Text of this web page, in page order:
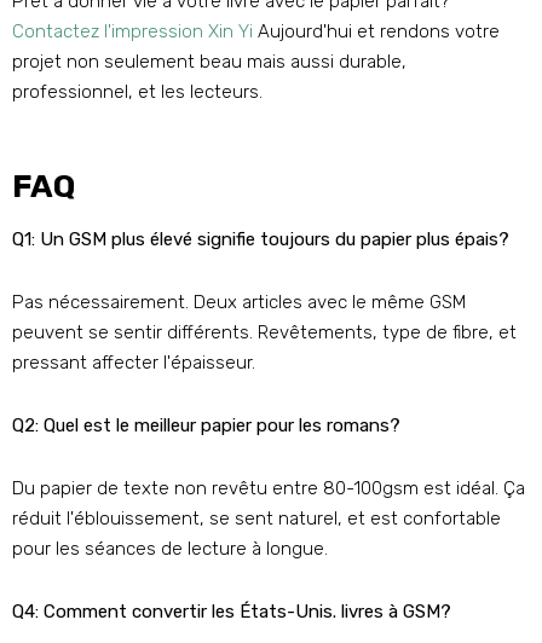
Contactez l'impression Xin Yi Aujourd'hui et rendons votre
projet non seulement beau mais aussi durable,
professionnel, et les lecteurs.
FAQ
Q1: Un GSM plus élevé signifie toujours du papier plus épais?
Pas nécessairement. Deux articles avec le même GSM
peuvent se sentir différents. Revêtements, type de fibre, et
pressant affecter l'épaisseur.
Q2: Quel est le meilleur papier pour les romans?
Du papier de texte non revêtu entre 80-100gsm est idéal. Ça
réduit l'éblouissement, se sent naturel, et est confortable
pour les séances de lecture à longue.
Q4: Comment convertir les États-Unis. livres à GSM?